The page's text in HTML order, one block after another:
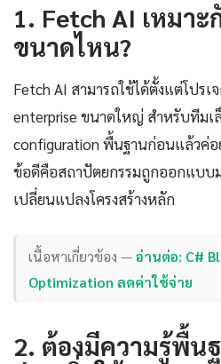
1. Fetch AI เหมาะ
ขนาดไหน?
Fetch AI สามารถใช้ได้ตั้งแต่โปร
enterprise ขนาดใหญ่ สำหรับทีมเ
configuration พื้นฐานก่อนแล้วค่อ
ข้อดีคือสถาปัตยกรรมถูกออกแบบม
เปลี่ยนแปลงโครงสร้างหลัก
เนื้อหาเกี่ยวข้อง —อ่านต่อ: C#
Optimization ลดค่าใช้จ่าย
2. ต้องมีความรู้พื้น